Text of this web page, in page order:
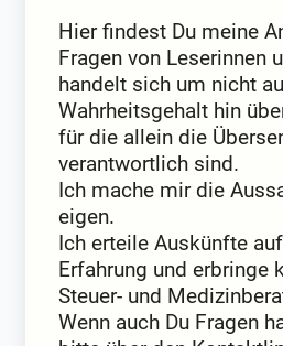
Hier findest Du meine
Fragen von Leserinnen
handelt sich um nicht
Wahrheitsgehalt hin
für die allein die
verantwortlich sind.
Ich mache mir die
eigen.
Ich erteile Auskünfte
Erfahrung und erbringe
Steuer- und
Wenn auch Du Fragen